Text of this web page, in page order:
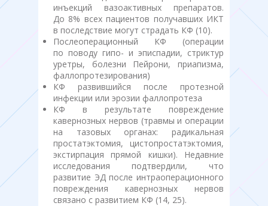
инъекций вазоактивных препаратов.
До 8% всех пациентов получавших ИКТ
в последствие могут страдать КФ (10).
Послеоперационный КФ (операции
по поводу гипо- и эписпадии, стриктур
уретры, болезни Пейрони, приапизма,
фаллопротезирования)
КФ развившийся после протезной
инфекции или эрозии фаллопротеза
КФ в результате повреждение
кавернозных нервов (травмы и операции
на тазовых органах: радикальная
простатэктомия, цистопростатэктомия,
экстирпация прямой кишки). Недавние
исследования подтвердили, что
развитие ЭД после интраоперационного
повреждения кавернозных нервов
связано с развитием КФ (14, 25).